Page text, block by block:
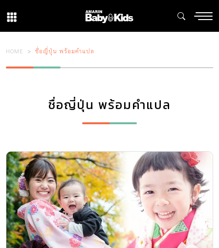
HOME ชื่อญี่ปุ่น พร้อมคำแปล
ชื่อญี่ปุ่น พร้อมคำแปล